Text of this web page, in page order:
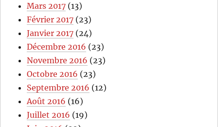
Mars 2017 (13)
Février 2017 (23)
Janvier 2017 (24)
Décembre 2016 (23)
Novembre 2016 (23)
Octobre 2016 (23)
Septembre 2016 (12)
Août 2016 (16)
Juillet 2016 (19)